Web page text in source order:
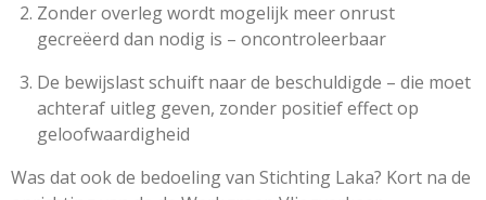
Zonder overleg wordt mogelijk meer onrust
gecreëerd dan nodig is – oncontroleerbaar
De bewijslast schuift naar de beschuldigde – die moet
achteraf uitleg geven, zonder positief effect op
geloofwaardigheid
Was dat ook de bedoeling van Stichting Laka? Kort na de